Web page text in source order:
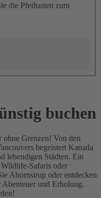
die Pfeiltasten zum
buchen
Grenzen! Von den
begeistert Kanada
lebendigen Städten. Ein
Safaris oder
Ahornsirup oder entdecken
und Erholung.